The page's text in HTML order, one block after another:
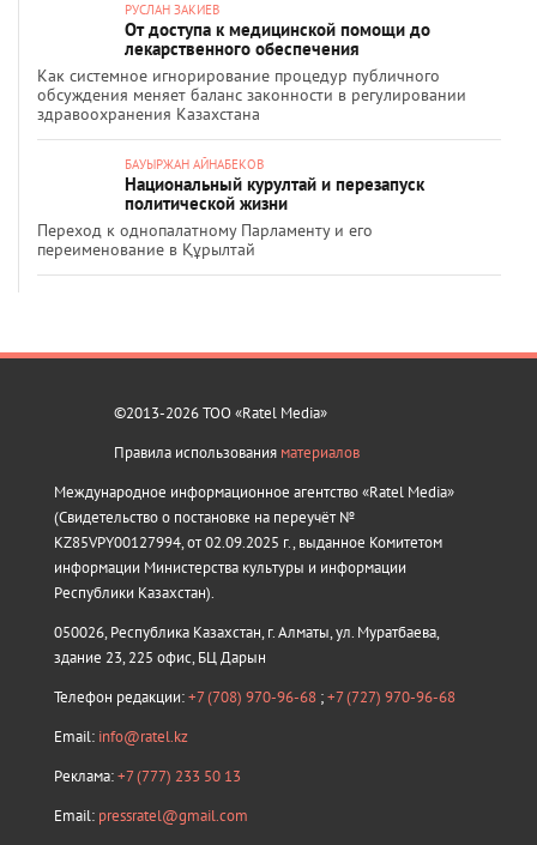
РУСЛАН ЗАКИЕВ
От доступа к медицинской помощи до
лекарственного обеспечения
Как системное игнорирование процедур публичного
обсуждения меняет баланс законности в регулировании
здравоохранения Казахстана
БАУЫРЖАН АЙНАБЕКОВ
Национальный курултай и перезапуск
политической жизни
Переход к однопалатному Парламенту и его
переименование в Құрылтай
©2013-2026 ТОО «Ratel Media»
Правила использования материалов
Международное информационное агентство «Ratel Media»
(Свидетельство о постановке на переучёт №
KZ85VPY00127994, от 02.09.2025 г., выданное Комитетом
информации Министерства культуры и информации
Республики Казахстан).
050026, Республика Казахстан, г. Алматы, ул. Муратбаева,
здание 23, 225 офис, БЦ Дарын
Телефон редакции:+7 (708) 970-96-68 ;+7 (727) 970-96-68
Email: info@ratel.kz
Реклама:+7 (777) 233 50 13
Email: pressratel@gmail.com